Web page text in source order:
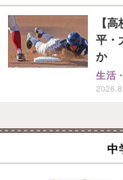
【
平・
か
生活
中